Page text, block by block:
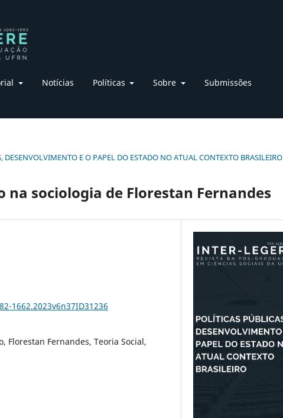
Notícias Políticas Sobre Submissões
E O PAPEL DO ESTADO NO ATUAL CONTEXTO BRASILEIRO
na sociologia de Florestan Fernandes
1662.2023v6n37ID31236
Florestan Fernandes, Teoria Social,